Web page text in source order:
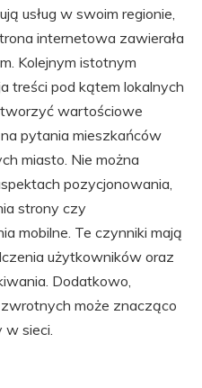
usług w swoim regionie,
internetowa zawierała
Kolejnym istotnym
treści pod kątem lokalnych
wartościowe
pytania mieszkańców
miasto. Nie można
pozycjonowania,
strony czy
mobilne. Te czynniki mają
użytkowników oraz
Dodatkowo,
może znacząco
w sieci.